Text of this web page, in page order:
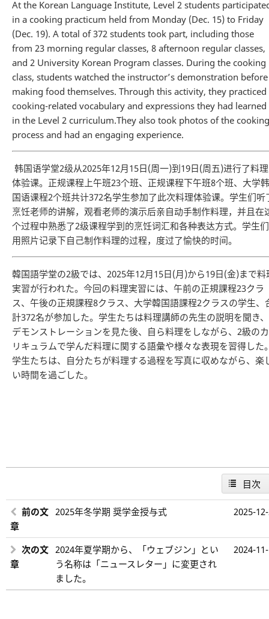
At the Korean Language Institute, Level 2 students
in a cooking practicum held from Monday (Dec. 15) to Friday
(Dec. 19). A total of 372 students took part, including those
from 23 morning regular classes, 8 afternoon regular classes,
and 2 University Korean Program classes. During the cooking
class, students watched the instructor’s demonstration before
making food themselves. Through this activity, they practiced
cooking-related vocabulary and expressions they had learned
in the Level 2 curriculum.They also took photos of the cooking
process and had an engaging experience.
韩国语学堂2级从2025年12月15日(周一)到19日(周五)进行了料理
体验课。正规课程上午班23个班、正规课程下午班8个班、大学韩
国语课程2个班共计372名学生参加了此次料理体验课。学生们听
烹饪老师的讲解，观看老师的演示后亲自动手制作料理，并且在
个过程中熟悉了2级课程学到的烹饪词汇和各种表达方式。学生们
用照片记录下自己制作料理的过程，度过了愉快的时间。
韓国語学堂の2級では、2025年12月15日(月)から19日(金)まで料
実習が行われた。今回の料理実習には、午前の正規課程23クラ
ス、午後の正規課程8クラス、大学韓国語課程2クラスの学生、
計372名が参加した。学生たちは料理講師の先生の説明を聞き、
デモンストレーションを見た後、自ら料理をしながら、2級のカ
リキュラムで学んだ料理に関する語彙や様々な表現を習得した
学生たちは、自分たちが料理する過程を写真に収めながら、楽
い時間を過ごした。
目次
前の文
章
2025年冬学期 奨学金授与式 2025-
次の文
章
2024年夏学期から、「ウェブジン」とい
う名称は「ニュースレター」に変更され
ました。
2024-